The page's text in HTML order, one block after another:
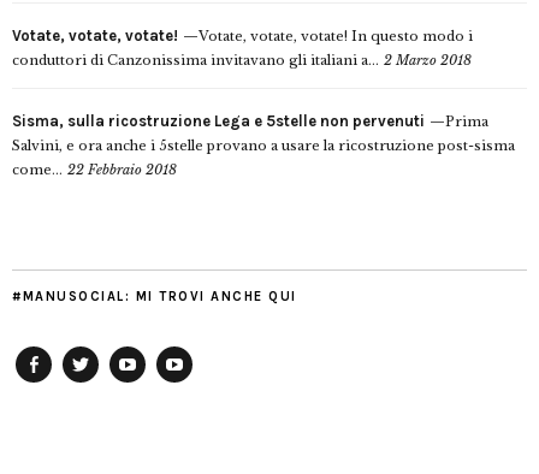
Votate, votate, votate!
Votate, votate, votate! In questo modo i
conduttori di Canzonissima invitavano gli italiani a... 2 Marzo 2018
Sisma, sulla ricostruzione Lega e 5stelle non pervenuti
Prima
Salvini, e ora anche i 5stelle provano a usare la ricostruzione post-sisma
come... 22 Febbraio 2018
#MANUSOCIAL: MI TROVI ANCHE QUI